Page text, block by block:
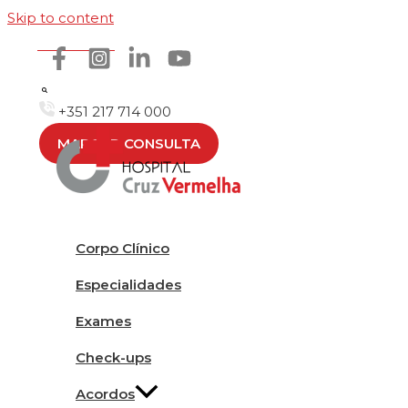
Skip to content
Como chegar
+351 217 714 000
MARCAR CONSULTA
Corpo Clínico
Especialidades
Exames
Check-ups
Acordos